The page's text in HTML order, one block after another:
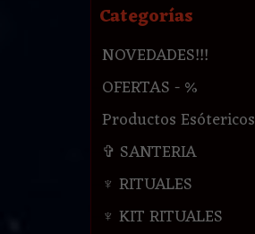
Categorías
NOVEDADES!!!
OFERTAS - %
Productos Esótericos
✞ SANTERIA
♆ RITUALES
♆ KIT RITUALES